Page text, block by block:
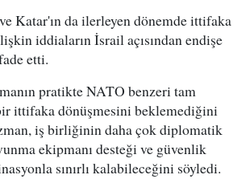
Katar'ın da ilerleyen dönemde ittifaka
iddiaların İsrail açısından endişe
etti.
pratikte NATO benzeri tam
ittifaka dönüşmesini beklemediğini
iş birliğinin daha çok diplomatik
ekipmanı desteği ve güvenlik
sınırlı kalabileceğini söyledi.